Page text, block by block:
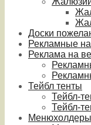
Доски
Рекламные
Реклама на
Тейбл тенты
Тейбл-
Тейбл-
Менюхолдеры